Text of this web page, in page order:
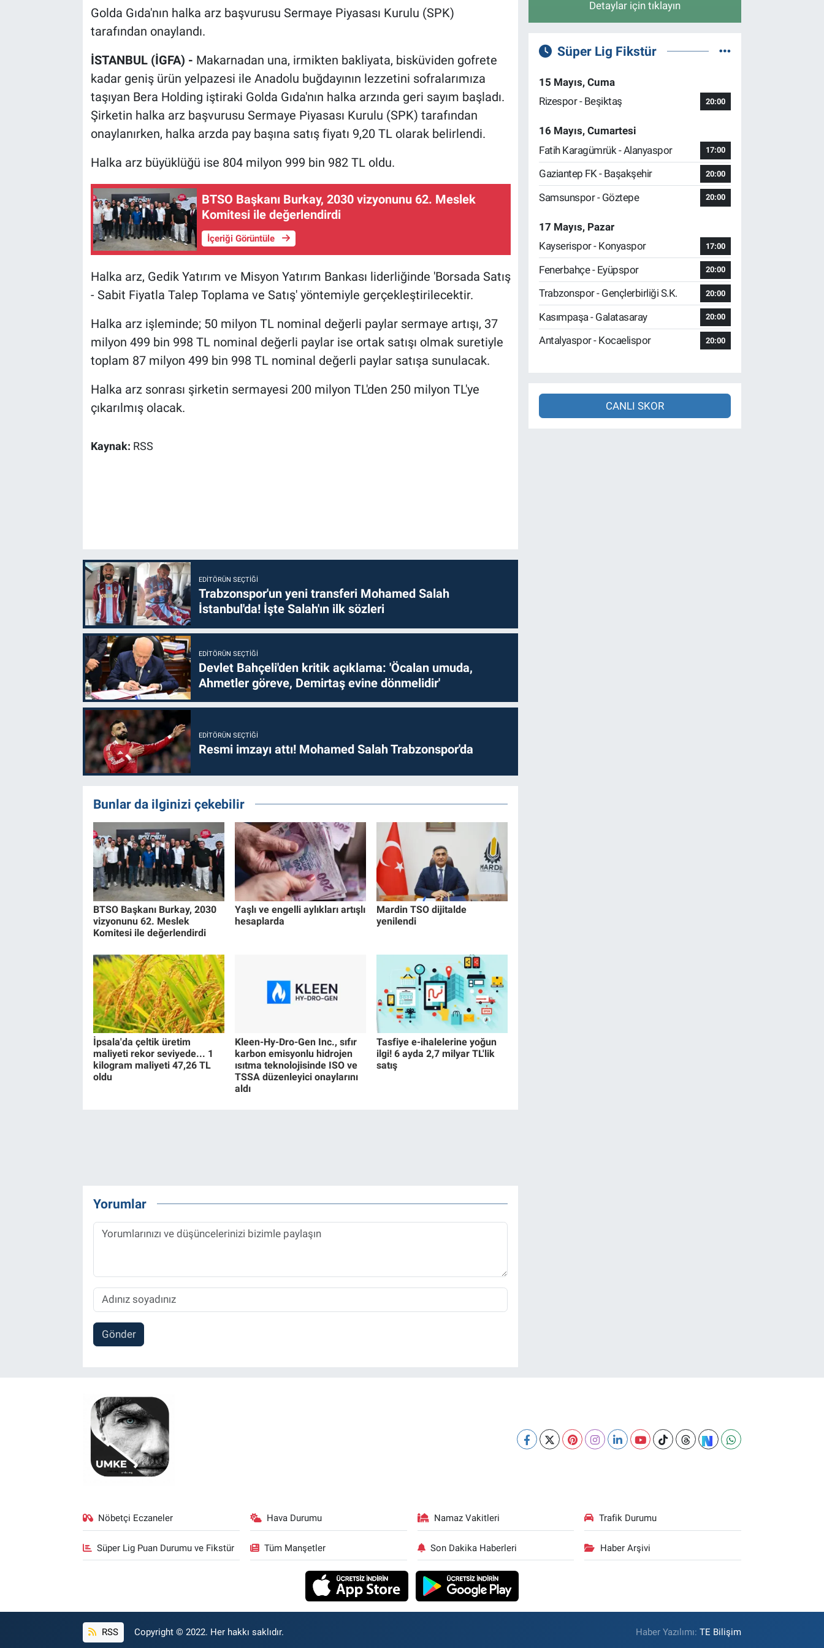
Golda Gıda'nın halka arz başvurusu Sermaye Piyasası Kurulu (SPK)
tarafından onaylandı.
İSTANBUL (İGFA) - Makarnadan una, irmikten bakliyata, bisküviden gofrete
kadar geniş ürün yelpazesi ile Anadolu buğdayının lezzetini sofralarımıza
taşıyan Bera Holding iştiraki Golda Gıda'nın halka arzında geri sayım başladı.
Şirketin halka arz başvurusu Sermaye Piyasası Kurulu (SPK) tarafından
onaylanırken, halka arzda pay başına satış fiyatı 9,20 TL olarak belirlendi.
Halka arz büyüklüğü ise 804 milyon 999 bin 982 TL oldu.
BTSO Başkanı Burkay, 2030 vizyonunu 62. Meslek
Komitesi ile değerlendirdi
İçeriği Görüntüle
Halka arz, Gedik Yatırım ve Misyon Yatırım Bankası liderliğinde 'Borsada Satış
- Sabit Fiyatla Talep Toplama ve Satış' yöntemiyle gerçekleştirilecektir.
Halka arz işleminde; 50 milyon TL nominal değerli paylar sermaye artışı, 37
milyon 499 bin 998 TL nominal değerli paylar ise ortak satışı olmak suretiyle
toplam 87 milyon 499 bin 998 TL nominal değerli paylar satışa sunulacak.
Halka arz sonrası şirketin sermayesi 200 milyon TL'den 250 milyon TL'ye
çıkarılmış olacak.
Kaynak: RSS
EDITÖRÜN SEÇTIĞI
Trabzonspor'un yeni transferi Mohamed Salah
İstanbul'da! İşte Salah'ın ilk sözleri
EDITÖRÜN SEÇTIĞI
Devlet Bahçeli'den kritik açıklama: 'Öcalan umuda,
Ahmetler göreve, Demirtaş evine dönmelidir'
EDITÖRÜN SEÇTIĞI
Resmi imzayı attı! Mohamed Salah Trabzonspor'da
Bunlar da ilginizi çekebilir
BTSO Başkanı Burkay, 2030
vizyonunu 62. Meslek
Komitesi ile değerlendirdi
Yaşlı ve engelli aylıkları artışlı
hesaplarda
Mardin TSO dijitalde
yenilendi
İpsala'da çeltik üretim
maliyeti rekor seviyede... 1
kilogram maliyeti 47,26 TL
oldu
Kleen-Hy-Dro-Gen Inc., sıfır
karbon emisyonlu hidrojen
ısıtma teknolojisinde ISO ve
TSSA düzenleyici onaylarını
aldı
Tasfiye e-ihalelerine yoğun
ilgi! 6 ayda 2,7 milyar TL'lik
satış
Yorumlar
Gönder
Detaylar için tıklayın
Süper Lig Fikstür
15 Mayıs, Cuma
Rizespor - Beşiktaş
20:00
16 Mayıs, Cumartesi
Fatih Karagümrük - Alanyaspor
17:00
Gaziantep FK - Başakşehir 20:00
Samsunspor - Göztepe 20:00
17 Mayıs, Pazar
Kayserispor - Konyaspor
17:00
Fenerbahçe - Eyüpspor 20:00
Trabzonspor - Gençlerbirliği S.K. 20:00
Kasımpaşa - Galatasaray 20:00
Antalyaspor - Kocaelispor 20:00
CANLI SKOR
Nöbetçi Eczaneler Hava Durumu Namaz Vakitleri Trafik Durumu
Süper Lig Puan Durumu ve Fikstür Tüm Manşetler Son Dakika Haberleri Haber Arşivi
RSS Copyright © 2022. Her hakkı saklıdır. Haber Yazılımı:TE Bilişim